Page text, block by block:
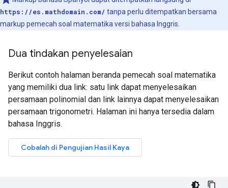
https://es.mathdomain.com/ tanpa perlu ditempatkan bersama
markup pemecah soal matematika versi bahasa Inggris.
Dua tindakan penyelesaian
Berikut contoh halaman beranda pemecah soal matematika
yang memiliki dua link: satu link dapat menyelesaikan
persamaan polinomial dan link lainnya dapat menyelesaikan
persamaan trigonometri. Halaman ini hanya tersedia dalam
bahasa Inggris.